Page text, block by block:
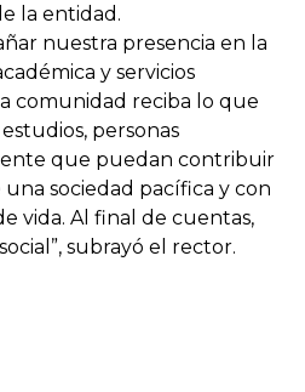
la entidad.
nuestra presencia en la
y servicios
comunidad reciba lo que
personas
que puedan contribuir
sociedad pacífica y con
vida. Al final de cuentas,
subrayó el rector.